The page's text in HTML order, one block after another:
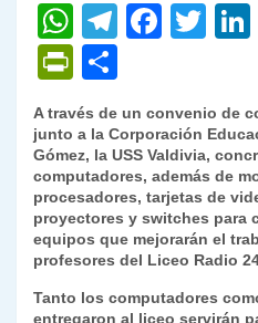
W
h
at
s
A
p
p
T
gr
a
m
F
e
b
o
o
k
T
er
P
ri
nt
Fr
ie
n
dl
y
m
p
ar
tir
A través de un convenio de
junto a la Corporación
Gómez, la USS Valdivia,
computadores, además de
procesadores, tarjetas de
proyectores y switches para
equipos que mejorarán el
profesores del Liceo Radio
Tanto los computadores
entregaron al liceo servirán